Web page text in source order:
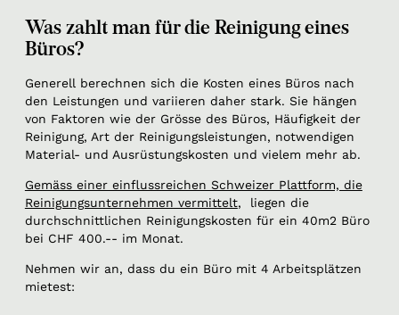
Was zahlt man für die Reinigung eines
Büros?
Generell berechnen sich die Kosten eines Büros nach
den Leistungen und variieren daher stark. Sie hängen
von Faktoren wie der Grösse des Büros, Häufigkeit der
Reinigung, Art der Reinigungsleistungen, notwendigen
Material- und Ausrüstungskosten und vielem mehr ab.
Gemäss einer einflussreichen Schweizer Plattform, die
Reinigungsunternehmen vermittelt, liegen die
durchschnittlichen Reinigungskosten für ein 40m2 Büro
bei CHF 400.-- im Monat.
Nehmen wir an, dass du ein Büro mit 4 Arbeitsplätzen
mietest: